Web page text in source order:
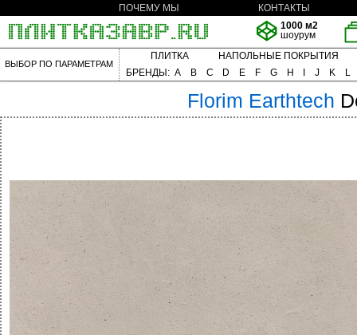
ПОЧЕМУ МЫ
КОНТАКТЫ
1000 м2
шоурум
ВЫБОР ПО ПАРАМЕТРАМ
ПЛИТКА
НАПОЛЬНЫЕ ПОКРЫТИЯ
БРЕНДЫ: A B C D E F G H J K L
Florim Earthtech